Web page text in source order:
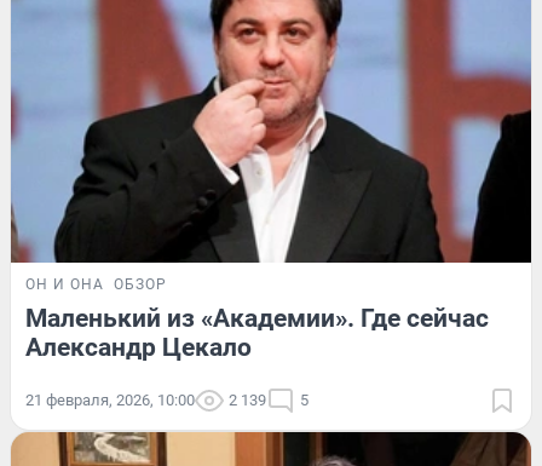
ОН И ОНА ОБЗОР
Маленький из «Академии». Где сейчас
Александр Цекало
21 февраля, 2026, 10:00 2 139 5